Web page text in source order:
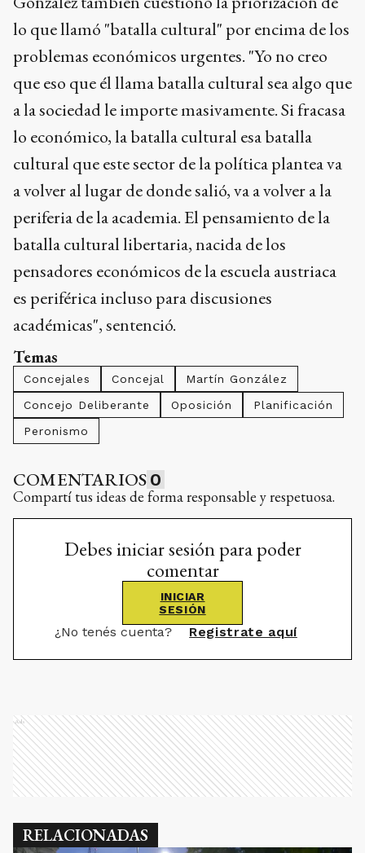
lo que llamó "batalla cultural" por encima de los
problemas económicos urgentes. "Yo no creo
que eso que él llama batalla cultural sea algo que
a la sociedad le importe masivamente. Si fracasa
lo económico, la batalla cultural esa batalla
cultural que este sector de la política plantea va
a volver al lugar de donde salió, va a volver a la
periferia de la academia. El pensamiento de la
batalla cultural libertaria, nacida de los
pensadores económicos de la escuela austriaca
es periférica incluso para discusiones
académicas", sentenció.
Temas
Concejales Concejal
Martín González
Concejo Deliberante
Oposición
Planificación
Peronismo
COMENTARIOS 0
Compartí tus ideas de forma responsable y respetuosa.
Debes iniciar sesión para poder
comentar
INICIAR
SESIÓN
¿No tenés cuenta? Registrate aquí
Ads
RELACIONADAS